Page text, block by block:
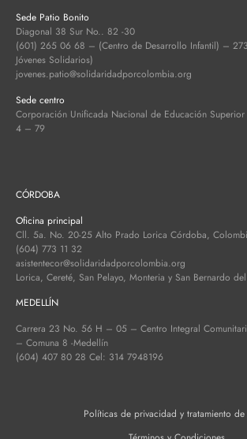
Sede Patio Bonito
Diagonal 38 Sur No.. 82 -30
(601) 265 06 68 – (Centro de Desarrollo Infantil) –
Jóvenes Solidarios)
jovenes.patio@solidaridadporcolombia.org
Sede centro
Corporación Unificada Nacional de Educación
4 – 79
CÓRDOBA
Oficina principal
Cll. 5a. No. 20-25 Alto Prado Lorica Córdoba,
(604) 773 11 32
asistentecor@solidaridadporcolombia.org
Lorica, Cereté, San Pelayo, Monteria y San Bernardo
MEDELLÍN
Carrera 23 No. 56 H – 05 – Centro Integral
– Comuna 8 -Medellín
(604) 407 80 28 Cel: 314 7948196
Políticas de privacidad y tratamiento